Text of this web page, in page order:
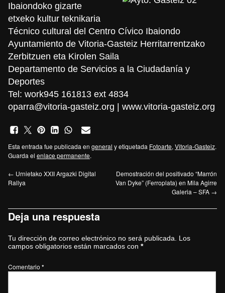
Ibaiondoko gizarte
etxeko kultur teknikaria
Técnico cultural del Centro Cívico Ibaiondo
Ayuntamiento de Vitoria-Gasteiz Herritarrentzako
Zerbitzuen eta Kirolen Saila
Departamento de Servicios a la Ciudadanía y
Deportes
Tel: work945 161813 ext 4834
oparra@vitoria-gasteiz.org | www.vitoria-gasteiz.org
Esta entrada fue publicada en general y etiquetada Fotoarte, Vitoria-Gasteiz.
Guarda el enlace permanente.
← Urnietako XXII Argazki Digital
Rallya
Demostración del positivado “Marrón
Van Dyke” (Ferroplata) en Mila Agirre
Galeria – SFA →
Deja una respuesta
Tu dirección de correo electrónico no será publicada.
Los
campos obligatorios están marcados con *
Comentario *